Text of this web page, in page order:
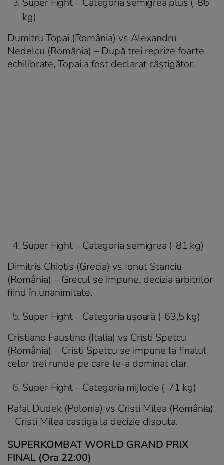
kg)
Dumitru Topai (România) vs Alexandru
Nedelcu (România) – După trei reprize foarte
echilibrate, Topai a fost declarat câștigător.
Super Fight – Categoria semigrea (-81 kg)
Dimitris Chiotis (Grecia) vs Ionuţ Stanciu
(România) – Grecul se impune, decizia arbitrilor
fiind în unanimitate.
Super Fight – Categoria uşoară (-63,5 kg)
Cristiano Faustino (Italia) vs Cristi Spetcu
(România) – Cristi Spetcu se impune la finalul
celor trei runde pe care le-a dominat clar.
Super Fight – Categoria mijlocie (-71 kg)
Rafal Dudek (Polonia) vs Cristi Milea (România)
– Cristi Milea castiga la decizie disputa.
SUPERKOMBAT WORLD GRAND PRIX
FINAL (Ora 22:00)